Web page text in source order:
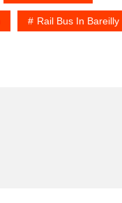
Rail Bus In Bareilly